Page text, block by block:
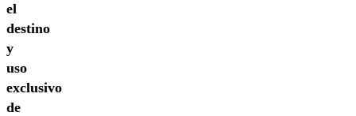
el
destino
y
uso
exclusivo
de